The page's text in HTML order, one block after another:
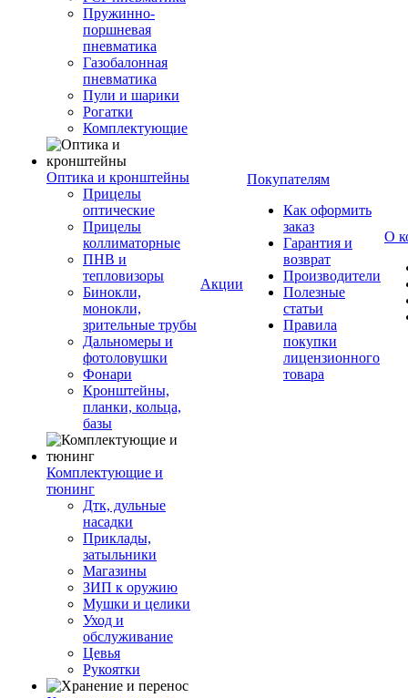
Пружинно-
поршневая
пневматика
Газобалонная
пневматика
Пули и шарики
Рогатки
Комплектующие
Оптика и кронштейны
Прицелы
оптические
Прицелы
коллиматорные
ПНВ и
тепловизоры
Бинокли,
монокли,
зрительные трубы
Дальномеры и
фотоловушки
Фонари
Кронштейны,
планки, кольца,
базы
Комплектующие и
тюнинг
Дтк, дульные
насадки
Приклады,
затыльники
Магазины
ЗИП к оружию
Мушки и целики
Уход и
обслуживание
Цевья
Рукоятки
Акции
Покупателям
Как оформить
заказ
Гарантия и
возврат
Производители
Полезные
статьи
Правила
покупки
лицензионного
товара
О